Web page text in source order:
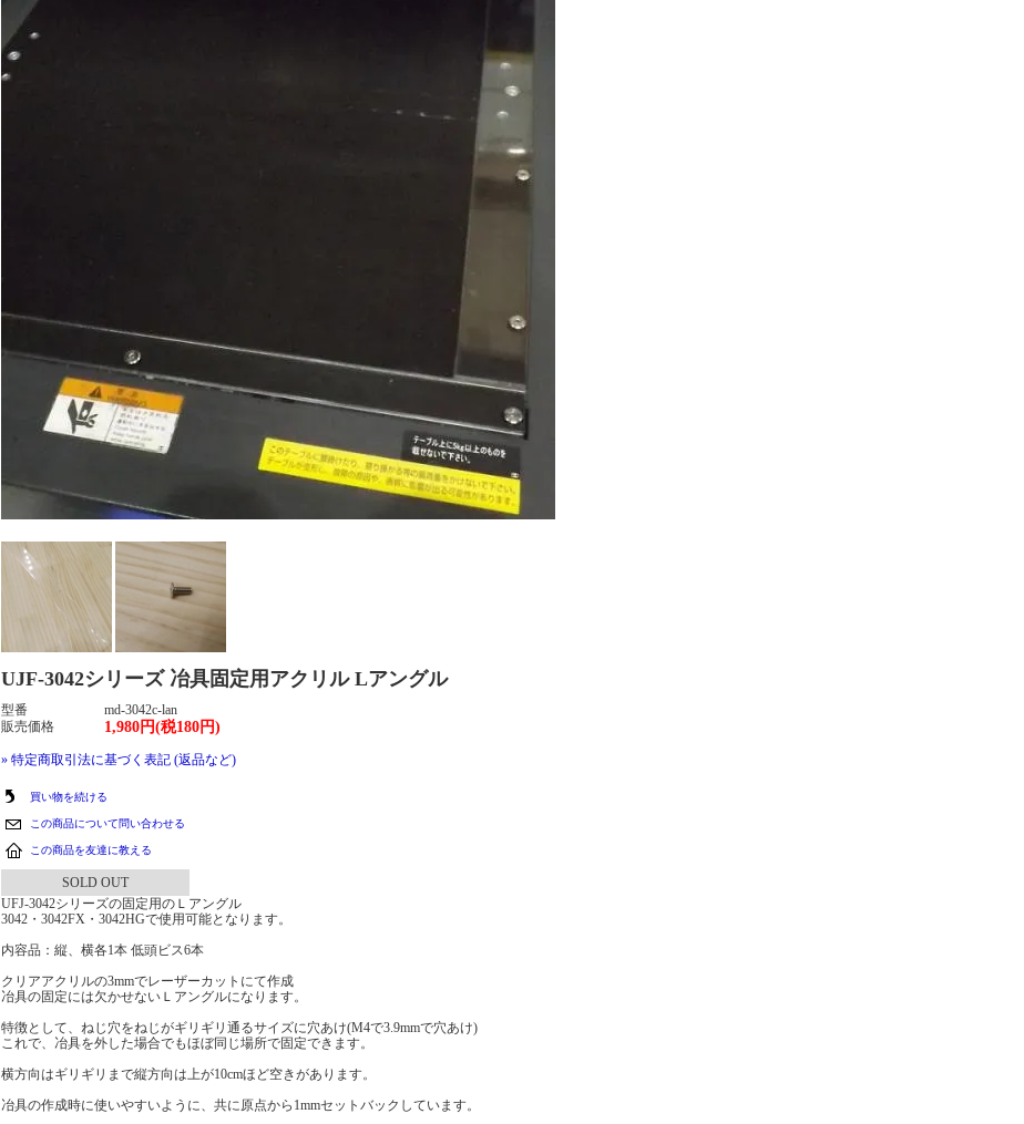
UJF-3042シリーズ 冶具固定用アクリル Lアングル
型番
md-3042c-lan
販売価格
1,980円(税180円)
» 特定商取引法に基づく表記 (返品など)
買い物を続ける
この商品について問い合わせる
この商品を友達に教える
SOLD OUT
UFJ-3042シリーズの固定用のＬアングル
3042・3042FX・3042HGで使用可能となります。
内容品：縦、横各1本 低頭ビス6本
クリアアクリルの3mmでレーザーカットにて作成
冶具の固定には欠かせないＬアングルになります。
特徴として、ねじ穴をねじがギリギリ通るサイズに穴あけ(M4で3.9mmで穴あけ)
これで、冶具を外した場合でもほぼ同じ場所で固定できます。
横方向はギリギリまで縦方向は上が10cmほど空きがあります。
冶具の作成時に使いやすいように、共に原点から1mmセットバックしています。